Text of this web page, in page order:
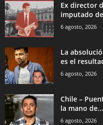
Ex director
imputado
6 agosto, 2026
La
es el
6 agosto, 2026
Chile –
la mano de...
6 agosto, 2026